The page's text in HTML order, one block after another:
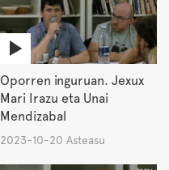
Oporren inguruan. Jexux
Mari Irazu eta Unai
Mendizabal
2023-10-20 Asteasu